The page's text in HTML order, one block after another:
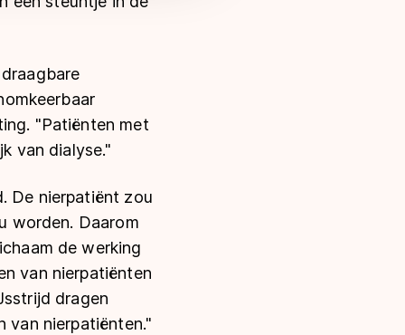
"Patiënten met
van dialyse."
De nierpatiënt zou
worden. Daarom
de werking
van nierpatiënten
dragen
van nierpatiënten."